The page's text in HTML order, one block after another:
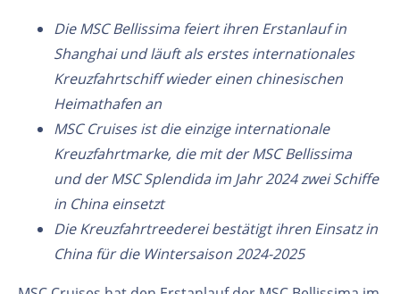
Die MSC Bellissima feiert ihren Erstanlauf in
Shanghai und läuft als erstes internationales
Kreuzfahrtschiff wieder einen chinesischen
Heimathafen an
MSC Cruises ist die einzige internationale
Kreuzfahrtmarke, die mit der MSC Bellissima
und der MSC Splendida im Jahr 2024 zwei Schiffe
in China einsetzt
Die Kreuzfahrtreederei bestätigt ihren Einsatz in
China für die Wintersaison 2024-2025